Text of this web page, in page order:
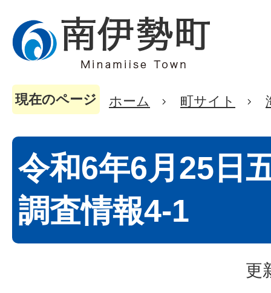
現在のページ ホーム 町サイト
令和6年6月25日
調査情報4-1
更